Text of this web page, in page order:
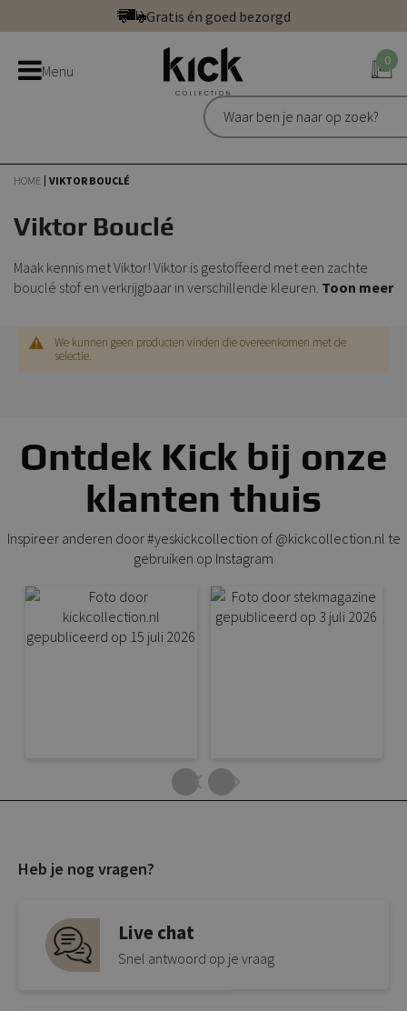
direct
naar
Gratis én goed bezorgd
Bestel bij de officiële Kick webshop
Uitstekend | 300+ reviews
Gratis én goed bezorgd
Menu
0
HOME VIKTOR BOUCLÉ
Viktor Bouclé
Maak kennis met Viktor! Viktor is gestoffeerd met een zachte
bouclé stof en verkrijgbaar in verschillende kleuren. Toon meer
We kunnen geen producten vinden die overeenkomen met de
selectie.
Ontdek Kick bij onze
klanten thuis
Inspireer anderen door #yeskickcollection of @kickcollection.nl te
gebruiken op Instagram
Heb je nog vragen?
Live chat
Snel antwoord op je vraag